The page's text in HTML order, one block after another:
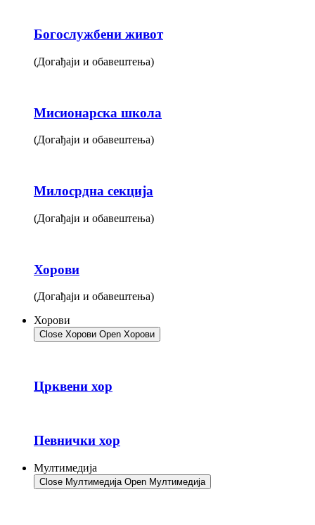
Богослужбени живот
(Догађаји и обавештења)
Мисионарска школа
(Догађаји и обавештења)
Милосрдна секција
(Догађаји и обавештења)
Хорови
(Догађаји и обавештења)
Хорови
Close Хорови Open Хорови
Црквени хор
Певнички хор
Мултимедија
Close Мултимедија Open Мултимедија